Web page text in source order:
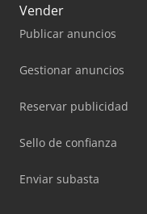
Vender
Publicar anuncios
Gestionar anuncios
Reservar publicidad
Sello de confianza
Enviar subasta